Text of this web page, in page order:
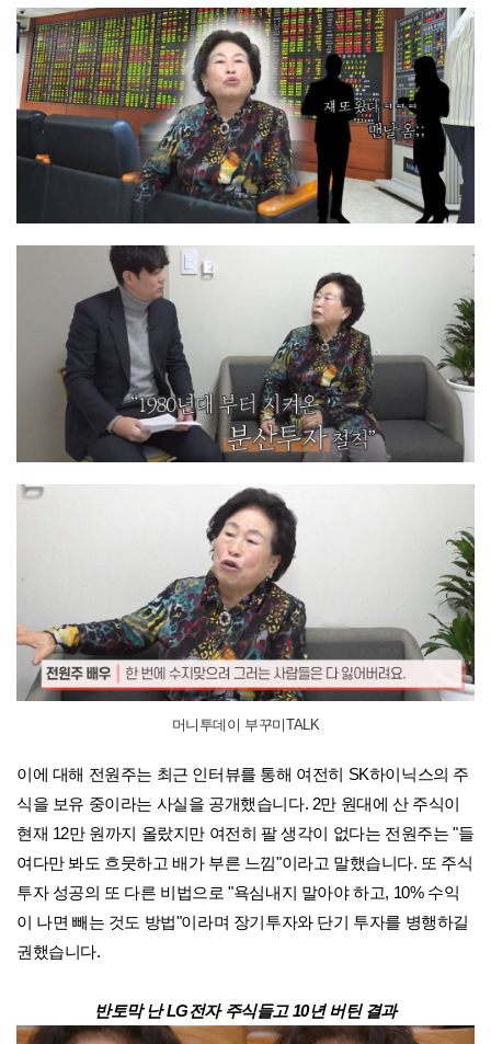
머니투데이 부꾸미TALK
이에 대해 전원주는 최근 인터뷰를 통해 여전히 SK하이닉스의 주
식을 보유 중이라는 사실을 공개했습니다. 2만 원대에 산 주식이
현재 12만 원까지 올랐지만 여전히 팔 생각이 없다는 전원주는 "들
여다만 봐도 흐뭇하고 배가 부른 느낌"이라고 말했습니다. 또 주식
투자 성공의 또 다른 비법으로 "욕심내지 말아야 하고, 10% 수익
이 나면 빼는 것도 방법"이라며 장기투자와 단기 투자를 병행하길
권했습니다.
반토막 난 LG전자 주식들고 10년 버틴 결과